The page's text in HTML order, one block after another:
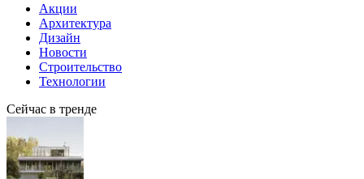
Акции
Архитектура
Дизайн
Новости
Строительство
Технологии
Сейчас в тренде